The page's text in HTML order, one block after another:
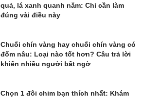
quả, lá xanh quanh năm: Chỉ cần làm
đúng vài điều này
Chuối chín vàng hay chuối chín vàng có
đốm nâu: Loại nào tốt hơn? Câu trả lời
khiến nhiều người bất ngờ
Chọn 1 đôi chim bạn thích nhất: Khám